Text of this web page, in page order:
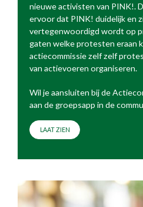
nieuwe activisten van PINK!.
ervoor dat PINK! duidelijk en
vertegenwoordigd wordt op
gaten welke protesten eraan
actiecommissie zelf zelf
van actievoeren organiseren.
Wil je aansluiten bij de
aan de groepsapp in de
LAAT ZIEN